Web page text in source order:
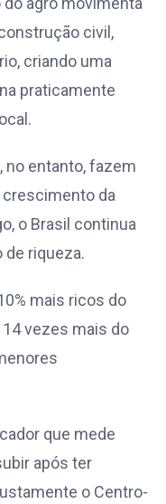
civil,
criando uma
praticamente
no entanto, fazem
crescimento da
o Brasil continua
riqueza.
mais ricos do
vezes mais do
que mede
após ter
o Centro-